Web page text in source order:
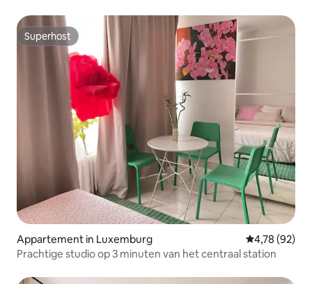
Superhost
Superhost
Appartement in Luxemburg Gemiddelde
4,78 (92)
Prachtige studio op 3 minuten van het centraal station